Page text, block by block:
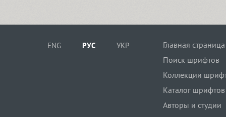
ENG РУС УКР
Главная страница
Поиск шрифтов
Коллекции
Каталог шрифтов
Авторы и студии